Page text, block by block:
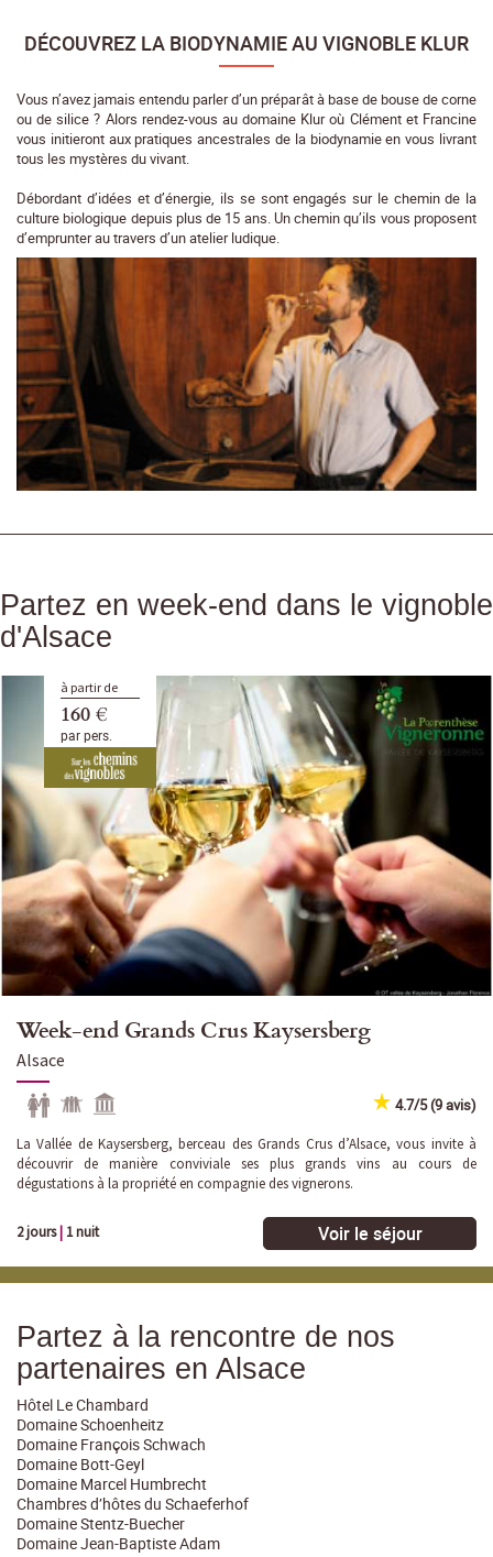
DÉCOUVREZ LA BIODYNAMIE AU VIGNOBLE KLUR
Vous n’avez jamais entendu parler d’un préparât à base de bouse de corne
ou de silice ? Alors rendez-vous au domaine Klur où Clément et Francine
vous initieront aux pratiques ancestrales de la biodynamie en vous livrant
tous les mystères du vivant.
Débordant d’idées et d’énergie, ils se sont engagés sur le chemin de la
culture biologique depuis plus de 15 ans. Un chemin qu’ils vous proposent
d’emprunter au travers d’un atelier ludique.
Partez en week-end dans le vignoble
d'Alsace
à partir de
160 €
par pers.
Week-end Grands Crus Kaysersberg
Alsace
4.7/5 (9 avis)
La Vallée de Kaysersberg, berceau des Grands Crus d’Alsace, vous invite à
découvrir de manière conviviale ses plus grands vins au cours de
dégustations à la propriété en compagnie des vignerons.
2 jours| 1 nuit Voir le séjour
Partez à la rencontre de nos
partenaires en Alsace
Hôtel Le Chambard
Domaine Schoenheitz
Domaine François Schwach
Domaine Bott-Geyl
Domaine Marcel Humbrecht
Chambres d’hôtes du Schaeferhof
Domaine Stentz-Buecher
Domaine Jean-Baptiste Adam